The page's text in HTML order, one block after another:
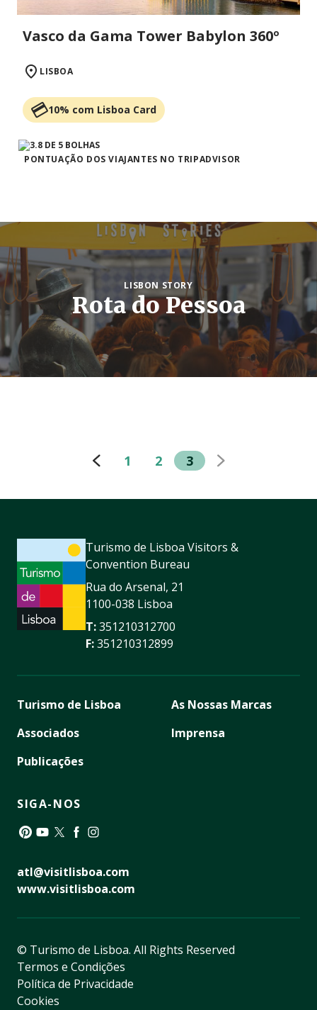
Vasco da Gama Tower Babylon 360º
LISBOA
10% com Lisboa Card
PONTUAÇÃO DOS VIAJANTES NO TRIPADVISOR
LISBON STORY
Rota do Pessoa
1 2 3
Turismo de Lisboa Visitors &
Convention Bureau
Rua do Arsenal, 21
1100-038 Lisboa
T:351210312700
F:351210312899
Turismo de Lisboa
Associados
Publicações
As Nossas Marcas
Imprensa
SIGA-NOS
atl@visitlisboa.com
www.visitlisboa.com
© Turismo de Lisboa. All Rights Reserved
Termos e Condições
Política de Privacidade
Cookies